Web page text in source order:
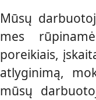
Mūsų
mes
poreikiais,
atlyginimą,
mūsų